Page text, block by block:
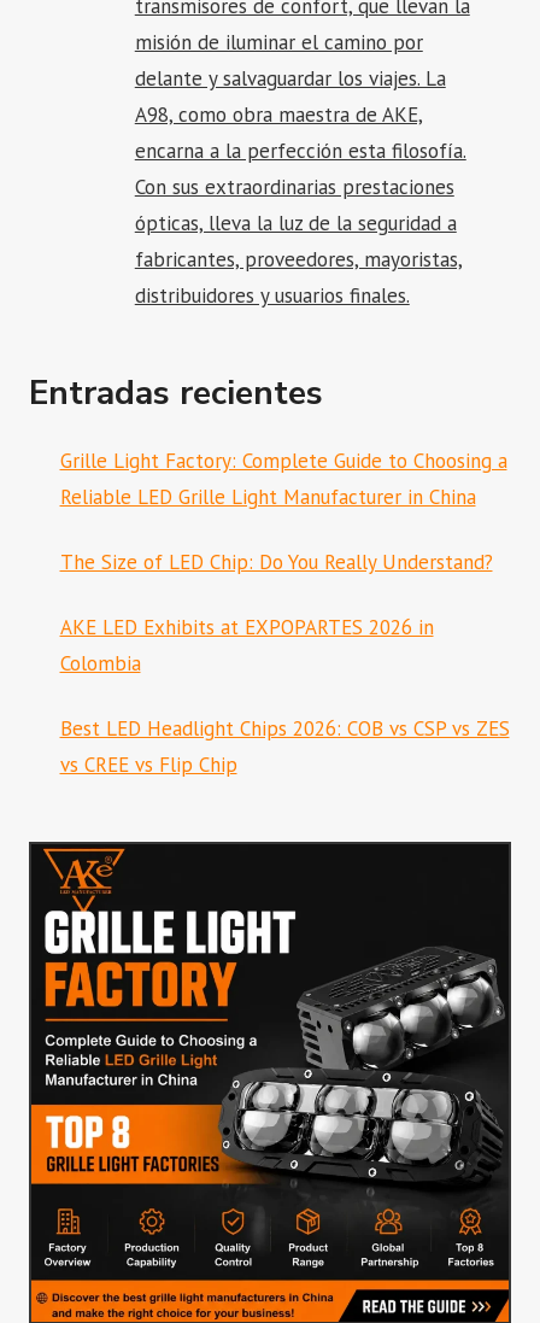
transmisores de confort, que llevan la
misión de iluminar el camino por
delante y salvaguardar los viajes. La
A98, como obra maestra de AKE,
encarna a la perfección esta filosofía.
Con sus extraordinarias prestaciones
ópticas, lleva la luz de la seguridad a
fabricantes, proveedores, mayoristas,
distribuidores y usuarios finales.
Entradas recientes
Grille Light Factory: Complete Guide to Choosing a
Reliable LED Grille Light Manufacturer in China
The Size of LED Chip: Do You Really Understand?
AKE LED Exhibits at EXPOPARTES 2026 in
Colombia
Best LED Headlight Chips 2026: COB vs CSP vs ZES
vs CREE vs Flip Chip